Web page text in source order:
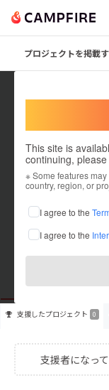
プロジェクトを掲載
This site is
continuing,
※ Some features
country, region, or
I agree to the
I agree to the
これまでに2件の
在住国：日本 現在地
出身国：日本 出身地
支援したプロジェクト 0
支援者になっ